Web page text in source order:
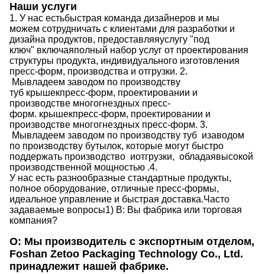
Наши услуги
1. У нас естьбыстрая команда дизайнеров и мы
можем сотрудничать с клиентами для разработки и
дизайна продуктов, предоставляяуслугу "под
ключ" включаяполный набор услуг от проектирования
структуры продукта, индивидуального изготовления
пресс-форм, производства и отгрузки. 2.
Мывладеем заводом по производству
туб крышекпресс-форм, проектировании и
производстве многогнездных пресс-
форм. крышекпресс-форм, проектировании и
производстве многогнездных пресс-форм. 3.
Мывладеем заводом по производству туб изаводом
по производству бутылок, которые могут быстро
поддержать производство иотгрузки, обладаявысокой
производственной мощностью .4.
У нас есть разнообразные стандартные продукты,
полное оборудование, отличные пресс-формы,
идеальное управление и быстрая доставка.Часто
задаваемые вопросы1) В: Вы фабрика или торговая
компания?
О: Мы производитель с экспортным отделом,
Foshan Zetoo Packaging Technology Co., Ltd.
принадлежит нашей фабрике.